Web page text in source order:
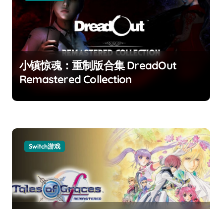
小镇惊魂：重制版合集 DreadOut
Remastered Collection
Switch游戏